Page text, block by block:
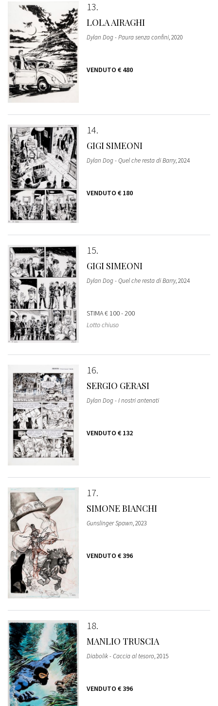
13
LOLA AIRAGHI
Dylan Dog - Paura senza confini, 2020
VENDUTO € 480
14
GIGI SIMEONI
Dylan Dog - Quel che resta di Barry, 2024
VENDUTO € 180
15
GIGI SIMEONI
Dylan Dog - Quel che resta di Barry, 2024
STIMA€ 100 - 200
Lotto chiuso
16
SERGIO GERASI
Dylan Dog - I nostri antenati
VENDUTO € 132
17
SIMONE BIANCHI
Gunslinger Spawn, 2023
VENDUTO € 396
18
MANLIO TRUSCIA
Diabolik - Caccia al tesoro, 2015
VENDUTO € 396